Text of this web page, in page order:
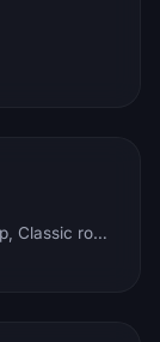
Dance, Rock, R'n'b, Disco, Pop, Classic rock, Techno, Reggae